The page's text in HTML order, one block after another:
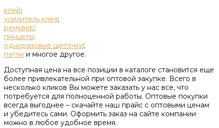
клей;
усилитель клея;
ремувер;
пинцеты;
одноразовые щеточки;
патчи и многое другое.
Доступная цена на все позиции в каталоге становится еще
более привлекательной при оптовой закупке. Всего в
несколько кликов Вы можете заказать у нас все, что
потребуется для полноценной работы. Оптовые покупки
всегда выгоднее – скачайте наш прайс с оптовыми ценам
и убедитесь сами. Оформить заказ на сайте компании
можно в любое удобное время.